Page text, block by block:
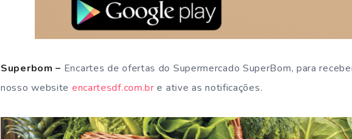
Superbom – Encartes de ofertas do Supermercado SuperBom, para
nosso website encartesdf.com.br e ative as notificações.